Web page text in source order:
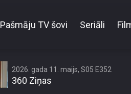
Pašmāju TV šovi Seriāli
2026. gada 11. maijs, S05 E352
360 Ziņas